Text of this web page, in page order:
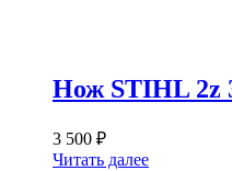
Нож STIHL 2z
3 500 ₽
Читать далее